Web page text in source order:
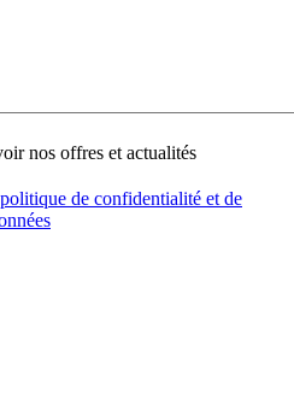
nos offres et actualités
politique de confidentialité et de